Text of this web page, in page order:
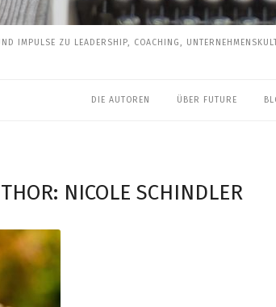
IMPULSE ZU LEADERSHIP, COACHING,
DIE AUTOREN ÜBER FUTURE
NICOLE SCHINDLER